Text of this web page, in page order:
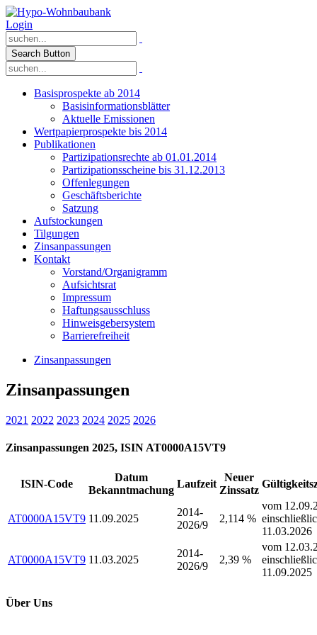
Login
Search Button
Basisprospekte ab 2014
Basisinformationsblätter
Aktuelle Emissionen
Wertpapierprospekte bis 2014
Publikationen
Partizipationsrechte ab 01.01.2014
Partizipationsscheine bis 31.12.2013
Offenlegungen
Geschäftsberichte
Satzung
Aufstockungen
Tilgungen
Zinsanpassungen
Kontakt
Vorstand/Organigramm
Aufsichtsrat
Impressum
Haftungsausschluss
Hinweisgebersystem
Barrierefreiheit
Zinsanpassungen
Zinsanpassungen
2021 2022 2023 2024 2025 2026
Zinsanpassungen 2025, ISIN AT0000A15VT9
ISIN-Code
Datum
Bekanntmachung
Laufzeit
Neuer
Zinssatz
AT0000A15VT9 11.09.2025
2014-
2026/9
2,114 %
vom
11.03.2026
AT0000A15VT9 11.03.2025
2014-
2026/9
2,39 %
vom
11.09.2025
Über Uns